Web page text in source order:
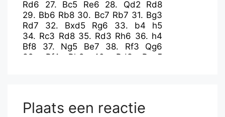
Rd6
27. Bc5 Re6 28. Qd2
Rd8
29. Bb6 Rb8 30. Bc7 Rb7 31. Bg3
Rd7
32. Bxd5 Rg6 33. b4
h5
34. Rc3 Rd8 35. Rd3 Rh6 36. h4
Bf8
37. Ng5 Be7 38. Rf3
Qg6
39. Bf4 Rh8 40. Rd3
Bxg5
50.Rd7 Rg8 51.Qc7 h4 52. R7d4
Plaats een reactie